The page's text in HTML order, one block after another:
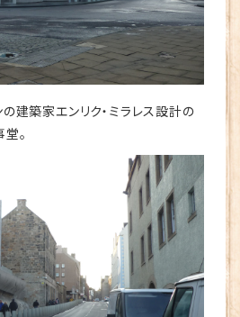
建築家エンリク・ミラレス設計の
。